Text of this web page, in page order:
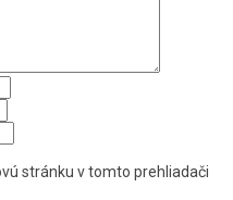
stránku v tomto prehliadači